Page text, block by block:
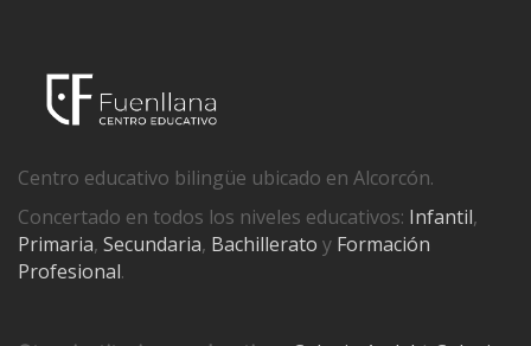
Centro educativo bilingüe ubicado en Alcorcón.
Concertado en todos los niveles educativos: Infantil,
Primaria, Secundaria, Bachillerato y Formación
Profesional.